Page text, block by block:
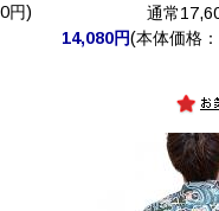
円)
通常
14,080円(本体価格